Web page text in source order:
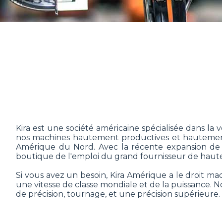
Kira est une société américaine spécialisée dans
nos machines hautement productives et
Amérique du Nord. Avec la récente expansion
boutique de l'emploi du grand fournisseur de
Si vous avez un besoin, Kira Amérique a le droit
une vitesse de classe mondiale et de la
de précision, tournage, et une précision supérieure.